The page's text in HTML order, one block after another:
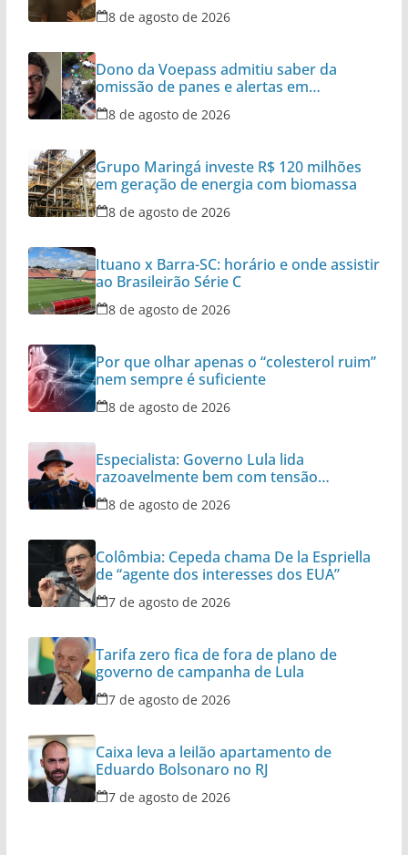
8 de agosto de 2026
Dono da Voepass admitiu saber da
omissão de panes e alertas em
aeronaves
8 de agosto de 2026
Grupo Maringá investe R$ 120 milhões
em geração de energia com biomassa
8 de agosto de 2026
Ituano x Barra-SC: horário e onde assistir
ao Brasileirão Série C
8 de agosto de 2026
Por que olhar apenas o “colesterol ruim”
nem sempre é suficiente
8 de agosto de 2026
Especialista: Governo Lula lida
razoavelmente bem com tensão
diplomática
8 de agosto de 2026
Colômbia: Cepeda chama De la Espriella
de “agente dos interesses dos EUA”
7 de agosto de 2026
Tarifa zero fica de fora de plano de
governo de campanha de Lula
7 de agosto de 2026
Caixa leva a leilão apartamento de
Eduardo Bolsonaro no RJ
7 de agosto de 2026